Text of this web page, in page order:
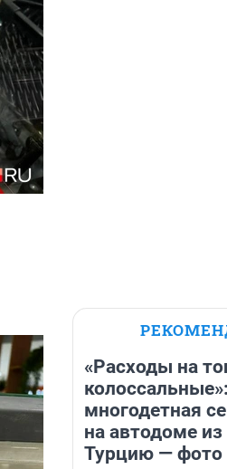
«Расходы на
многодетная
на автодоме
Турцию — фото